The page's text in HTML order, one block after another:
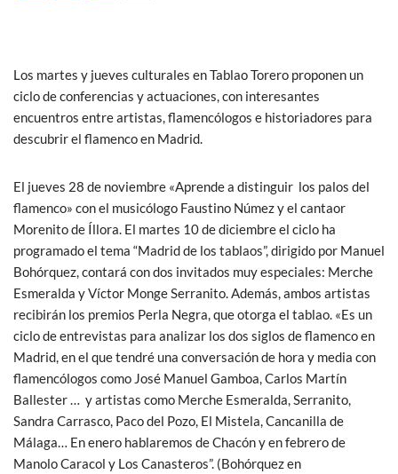
b
o
o
k
er s
A
p
p
Los martes y jueves culturales en Tablao Torero proponen un
ciclo de conferencias y actuaciones, con interesantes
encuentros entre artistas, flamencólogos e historiadores para
descubrir el flamenco en Madrid.
El jueves 28 de noviembre «Aprende a distinguir los palos del
flamenco» con el musicólogo Faustino Númez y el cantaor
Morenito de Íllora. El martes 10 de diciembre el ciclo ha
programado el tema “Madrid de los tablaos”, dirigido por Manuel
Bohórquez, contará con dos invitados muy especiales: Merche
Esmeralda y Víctor Monge Serranito. Además, ambos artistas
recibirán los premios Perla Negra, que otorga el tablao. «Es un
ciclo de entrevistas para analizar los dos siglos de flamenco en
Madrid, en el que tendré una conversación de hora y media con
flamencólogos como José Manuel Gamboa, Carlos Martín
Ballester … y artistas como Merche Esmeralda, Serranito,
Sandra Carrasco, Paco del Pozo, El Mistela, Cancanilla de
Málaga… En enero hablaremos de Chacón y en febrero de
Manolo Caracol y Los Canasteros”. (Bohórquez en